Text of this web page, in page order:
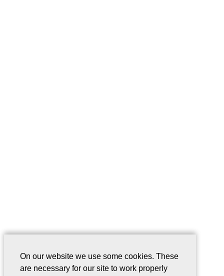
On our website we use some cookies. These
are necessary for our site to work properly